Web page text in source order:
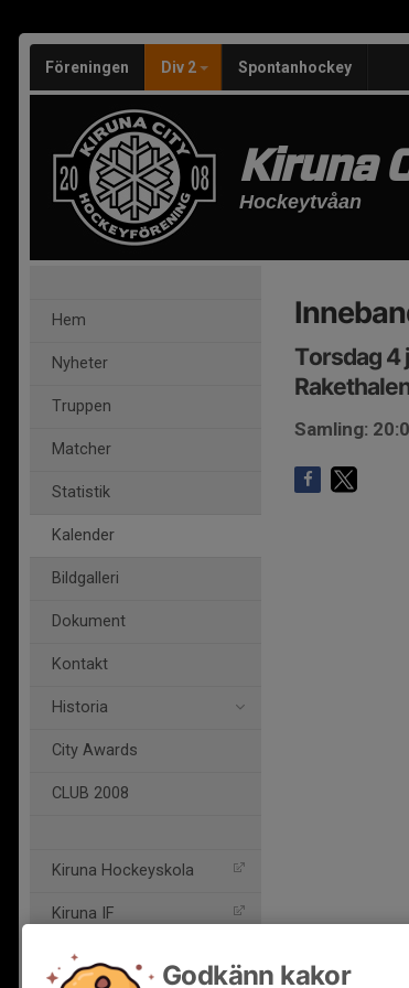
Föreningen Div 2 Spontanhockey
Kiruna
Hockeytvåan
Hem
Nyheter
Truppen
Matcher
Statistik
Kalender
Bildgalleri
Dokument
Kontakt
Historia
City Awards
CLUB 2008
Kiruna Hockeyskola
Kiruna IF
Torsdag 4
Samling:
Godkänn kakor